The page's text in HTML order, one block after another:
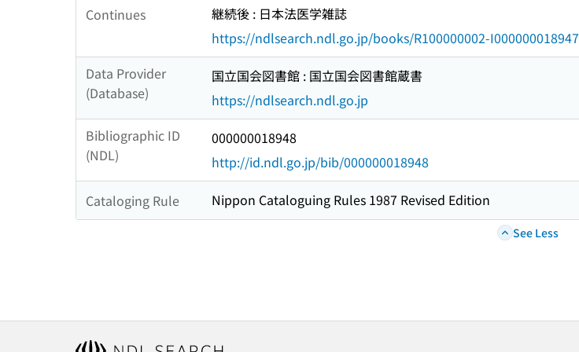
Continues
継続後 : 日本法医学雑誌
https://ndlsearch.ndl.go.jp/books/R100000002-I000000018947
Data Provider
(Database)
国立国会図書館 : 国立国会図書館蔵書
https://ndlsearch.ndl.go.jp
Bibliographic ID
(NDL)
000000018948
http://id.ndl.go.jp/bib/000000018948
Cataloging Rule Nippon Cataloguing Rules 1987 Revised Edition
See Less